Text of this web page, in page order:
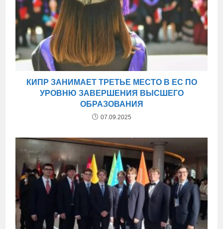
КИПР ЗАНИМАЕТ ТРЕТЬЕ МЕСТО В ЕС ПО
УРОВНЮ ЗАВЕРШЕНИЯ ВЫСШЕГО
ОБРАЗОВАНИЯ
07.09.2025